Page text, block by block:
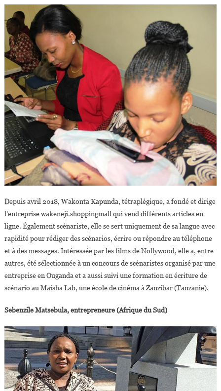
Depuis avril 2018, Wakonta Kapunda, tétraplégique, a fondé et dirige
l’entreprise wakeneji.shoppingmall qui vend différents articles en
ligne. Également scénariste, elle se sert uniquement de sa langue avec
rapidité pour rédiger des scénarios, écrire ou répondre au téléphone
et à des messages. Intéressée par les films de Nollywood, elle a, entre
autres, été sélectionnée à un concours de scénaristes organisé par une
entreprise en Ouganda et a aussi suivi une formation en écriture de
scénario au Maisha Lab, une école de cinéma à Zanzibar (Tanzanie).
Sebenzile Matsebula, entrepreneure (Afrique du Sud)